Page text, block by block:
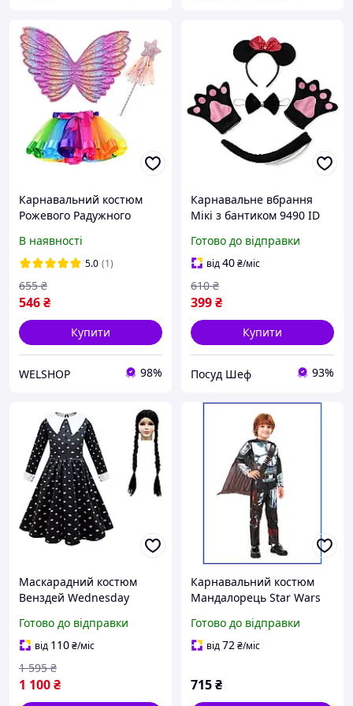
Карнавальний костюм
Рожевого Радужного
- поліестер, 3 предмети,
костюм для дітей.
В наявності
5.0 (1)
546₴
655 ₴
Купити
WELSHOP 98%
Карнавальне вбрання
Мікі з бантиком 9490 ID
Готово до відправки
від40₴/міс
399₴
610 ₴
Купити
Посуд Шеф 93%
Маскарадний костюм
Венздей Wednesday
Готово до відправки
від 110₴/міс
1 100₴
1 595 ₴
Карнавальний костюм
Мандалорець Star Wars
хлопчика на ранок та
свято з поліестеру
Готово до відправки
від72₴/міс
715₴